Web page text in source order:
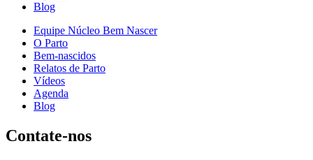
Blog
Equipe Núcleo Bem Nascer
O Parto
Bem-nascidos
Relatos de Parto
Vídeos
Agenda
Blog
Contate-nos